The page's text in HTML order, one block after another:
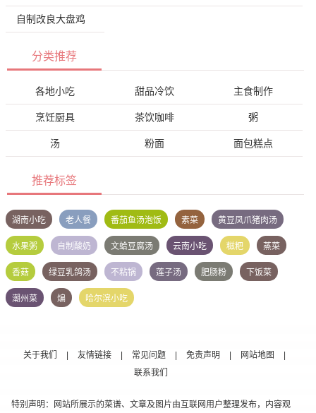
自制改良大盘鸡
分类推荐
各地小吃 甜品冷饮 主食制作
烹饪厨具 茶饮咖啡 粥
汤 粉面 面包糕点
推荐标签
湖南小吃 老人餐 番茄鱼汤泡饭 素菜 黄豆凤爪猪肉汤
水果粥 自制酸奶 文蛤豆腐汤 云南小吃 糍粑 蒸菜
香菇 绿豆乳鸽汤 不粘锅 莲子汤 肥肠粉 下饭菜
潮州菜 煸 哈尔滨小吃
关于我们 友情链接 常见问题 免责声明 网站地图
联系我们
特别声明：网站所展示的菜谱、文章及图片由互联网用户整理发布，内容观